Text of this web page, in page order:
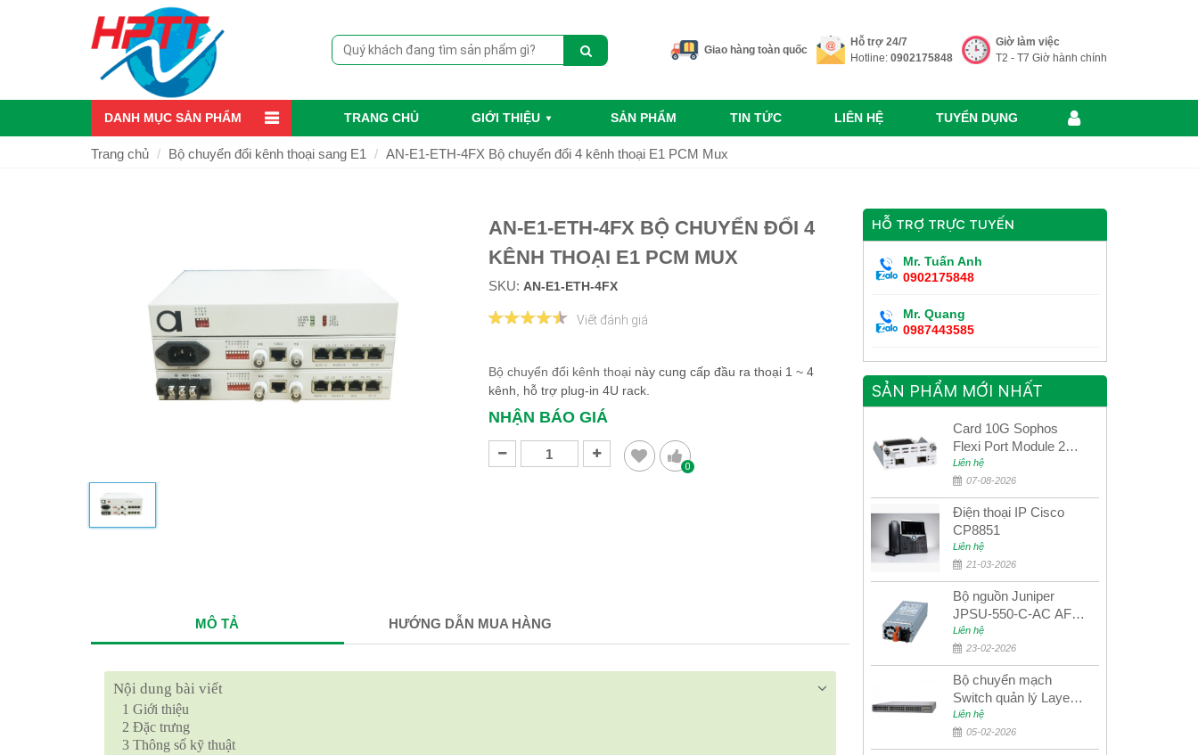
Giao hàng toàn quốc
Hỗ trợ 24/7
Hotline: 0902175848
Giờ làm việc
T2 - T7 Giờ hành chính
DANH MỤC SẢN PHẨM TRANG CHỦ GIỚI THIỆU SẢN PHẨM TIN TỨC LIÊN HỆ TUYỂN DỤNG
Trang chủ Bộ chuyển đổi kênh thoại sang E1 AN-E1-ETH-4FX Bộ chuyển đổi 4 kênh thoại E1 PCM Mux
AN-E1-ETH-4FX BỘ CHUYỂN ĐỔI 4
KÊNH THOẠI E1 PCM MUX
SKU: AN-E1-ETH-4FX
Viết đánh giá
Bộ chuyển đổi kênh thoạinày cung cấp đầu ra thoại 1 ~ 4
kênh, hỗ trợ plug-in 4U rack.
NHẬN BÁO GIÁ
0
MÔ TẢ HƯỚNG DẪN MUA HÀNG
Nội dung bài viết
1 Giới thiệu
2 Đặc trưng
3 Thông số kỹ thuật
HỖ TRỢ TRỰC TUYẾN
Mr. Tuấn Anh
0902175848
Mr. Quang
0987443585
SẢN PHẨM MỚI NHẤT
Card 10G Sophos
Flexi Port Module 2
port 10GbE SFP+
SGMOD2F2PUR
2port 10GbE SFP+
Liên hệ
07-08-2026
Điện thoại IP Cisco
CP8851
Liên hệ
21-03-2026
Bộ nguồn Juniper
JPSU-550-C-AC AFO
nguồn AC công suất
550W dùng cho dòng
switch Juniper
Networks EX4400
Liên hệ
23-02-2026
Bộ chuyển mạch
Switch quản lý Layer 3
Juniper QFX5100-48S
Liên hệ
05-02-2026